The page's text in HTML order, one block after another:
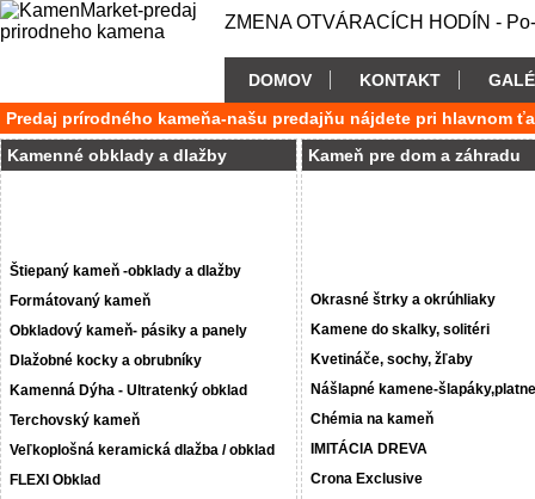
ZMENA OTVÁRACÍCH HODÍN -
DOMOV KONTAKT
Predaj prírodného kameňa-našu predajňu nájdete pri hlavnom
Kamenné obklady a dlažby
Štiepaný kameň -obklady a dlažby
Formátovaný kameň
Obkladový kameň- pásiky a panely
Dlažobné kocky a obrubníky
Kamenná Dýha - Ultratenký obklad
Terchovský kameň
Veľkoplošná keramická dlažba / obklad
FLEXI Obklad
Kameň pre dom a záhradu
Okrasné štrky a okrúhliaky
Kamene do skalky, solitéri
Kvetináče, sochy, žľaby
Nášlapné kamene-šlapáky,platne
Chémia na kameň
IMITÁCIA DREVA
Crona Exclusive